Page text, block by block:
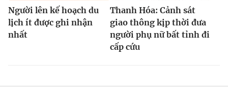
Người lên kế hoạch du
lịch ít được ghi nhận
nhất
Thanh Hóa: Cảnh sát
giao thông kịp thời đưa
người phụ nữ bất tỉnh đi
cấp cứu